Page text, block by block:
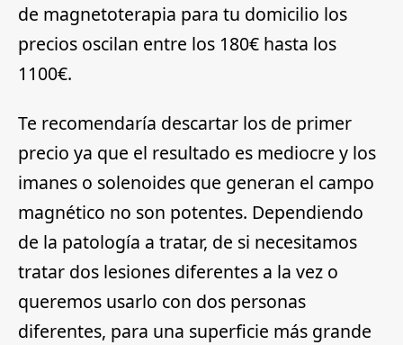
de magnetoterapia para tu domicilio los
precios oscilan entre los 180€ hasta los
1100€.
Te recomendaría descartar los de primer
precio ya que el resultado es mediocre y los
imanes o solenoides que generan el campo
magnético no son potentes. Dependiendo
de la patología a tratar, de si necesitamos
tratar dos lesiones diferentes a la vez o
queremos usarlo con dos personas
diferentes, para una superficie más grande